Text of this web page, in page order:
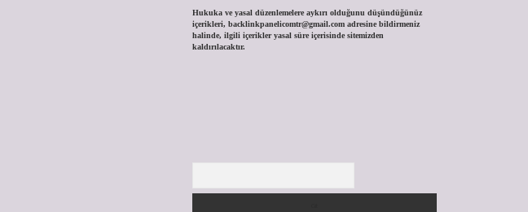
Hukuka ve yasal düzenlemelere aykırı olduğunu düşündüğünüz
içerikleri, backlinkpanelicomtr@gmail.comadresine bildirmeniz
halinde, ilgili içerikler yasal süre içerisinde sitemizden
kaldırılacaktır.